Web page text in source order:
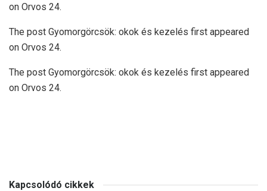
on Orvos 24.
The post Gyomorgörcsök: okok és kezelés first appeared
on Orvos 24.
The post Gyomorgörcsök: okok és kezelés first appeared
on Orvos 24.
Kapcsolódó cikkek